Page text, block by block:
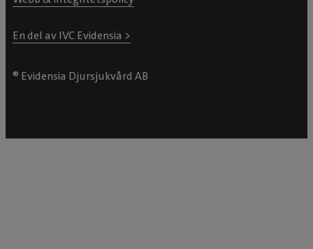
En del av IVC Evidensia >
® Evidensia Djursjukvård AB